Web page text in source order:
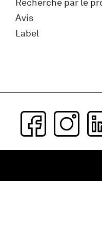
Recherche par le
Avis
Label
Subscribe to our